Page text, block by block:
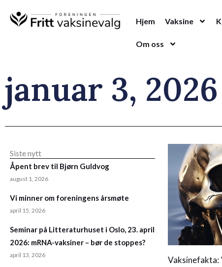
rett
Hjem Vaksine
Om oss
januar 3, 2026
Siste nytt
Åpent brev til Bjørn Guldvog
august 1, 2026
Vi minner om foreningens årsmøte
april 15, 2026
Seminar på Litteraturhuset i Oslo, 23. april
2026: mRNA-vaksiner – bør de stoppes?
april 13, 2026 Vaksinefakta: